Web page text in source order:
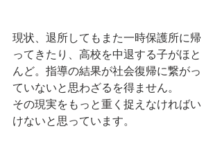
現状、退所してもまた一時保護所に帰
ってきたり、高校を中退する子がほと
んど。指導の結果が社会復帰に繋がっ
ていないと思わざるを得ません。
その現実をもっと重く捉えなければい
けないと思っています。